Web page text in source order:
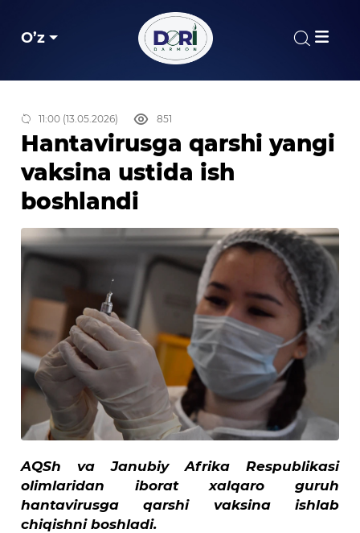
O’z
11:00 (13.05.2026) 851
Hantavirusga qarshi yangi
vaksina ustida ish
boshlandi
AQSh va Janubiy Afrika Respublikasi
olimlaridan iborat xalqaro guruh
hantavirusga qarshi vaksina ishlab
chiqishni boshladi.